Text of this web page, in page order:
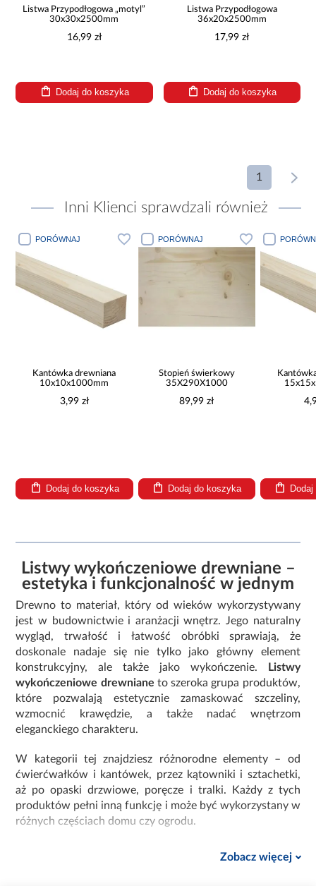
Listwa Przypodłogowa „motyl”
30x30x2500mm
16,99 zł
Dodaj do koszyka
Listwa Przypodłogowa
36x20x2500mm
17,99 zł
Dodaj do koszyka
1
Inni Klienci sprawdzali również
PORÓWNAJ
Kantówka drewniana
10x10x1000mm
3,99 zł
Dodaj do koszyka
PORÓWNAJ
Stopień świerkowy
35X290X1000
89,99 zł
Dodaj do koszyka
Listwy wykończeniowe drewniane –
estetyka i funkcjonalność w jednym
Drewno to materiał, który od wieków wykorzystywany
jest w budownictwie i aranżacji wnętrz. Jego naturalny
wygląd, trwałość i łatwość obróbki sprawiają, że
doskonale nadaje się nie tylko jako główny element
konstrukcyjny, ale także jako wykończenie.
Listwy
wykończeniowe drewniane to szeroka grupa produktów,
które pozwalają estetycznie zamaskować szczeliny,
wzmocnić krawędzie, a także nadać wnętrzom
eleganckiego charakteru.
W kategorii tej znajdziesz różnorodne elementy – od
ćwierćwałków i kantówek, przez kątowniki i sztachetki,
aż po opaski drzwiowe, poręcze i tralki. Każdy z tych
produktów pełni inną funkcję i może być wykorzystany w
różnych częściach domu czy ogrodu.
Dlaczego warto wybrać listwy
wykończeniowe z drewna?
Zobacz więcej